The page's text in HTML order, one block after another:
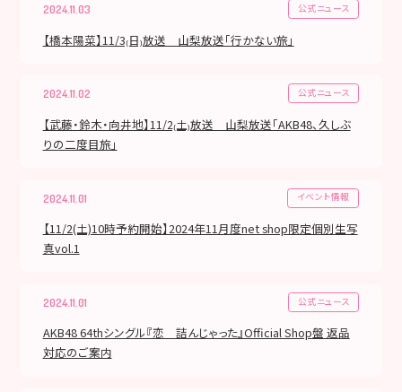
2024.11.03 公式ニュース
【橋本陽菜】11/3₍日₎放送 山梨放送「行かない旅」
2024.11.02 公式ニュース
【武藤・鈴木・向井地】11/2₍土₎放送 山梨放送「AKB48、久しぶ
りの二度目旅」
2024.11.01 イベント情報
【11/2(土)10時予約開始】2024年11月度net shop限定個別生写
真vol.1
2024.11.01 公式ニュース
AKB48 64thシングル『恋 詰んじゃった』Official Shop盤 返品
対応のご案内